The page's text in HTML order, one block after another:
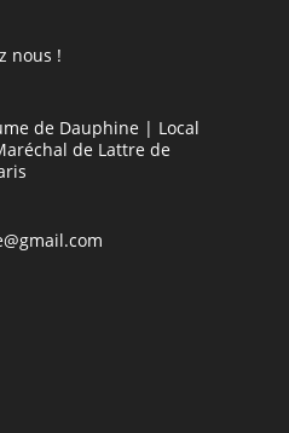
nous !
de Dauphine | Local
de Lattre de